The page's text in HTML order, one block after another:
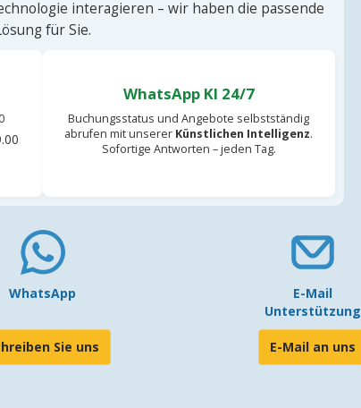
interagieren – wir haben die passende
für Sie.
WhatsApp KI 24/7
Buchungsstatus und Angebote selbstständig
abrufen mit unserer Künstlichen Intelligenz.
Sofortige Antworten – jeden Tag.
WhatsApp
Sie uns
E-Mail
Unterstützung
E-Mail an uns